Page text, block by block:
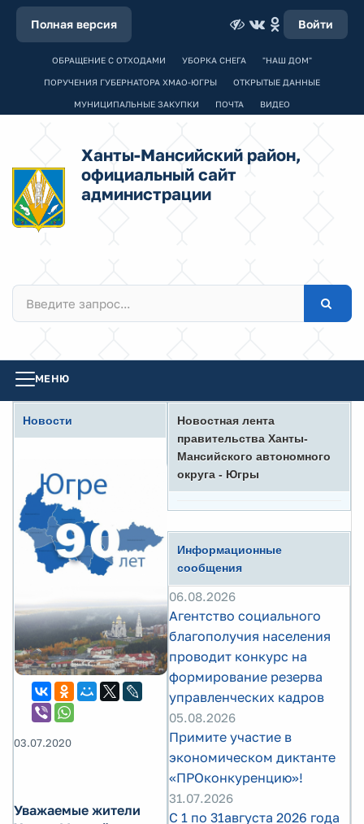
Полная версия Войти
ОБРАЩЕНИЕ С ОТХОДАМИ УБОРКА СНЕГА "НАШ ДОМ"
ПОРУЧЕНИЯ ГУБЕРНАТОРА ХМАО-ЮГРЫ ОТКРЫТЫЕ ДАННЫЕ
МУНИЦИПАЛЬНЫЕ ЗАКУПКИ ПОЧТА ВИДЕО
Ханты-Мансийский район,
официальный сайт
администрации
МЕНЮ
Новости
03.07.2020
Уважаемые жители
Новостная лента
правительства Ханты-
Мансийского автономного
округа - Югры
Информационные
сообщения
06.08.2026
Агентство социального
благополучия населения
проводит конкурс на
формирование резерва
управленческих кадров
05.08.2026
Примите участие в
экономическом диктанте
«ПРОконкуренцию»!
31.07.2026
С 1 по 31августа 2026 года